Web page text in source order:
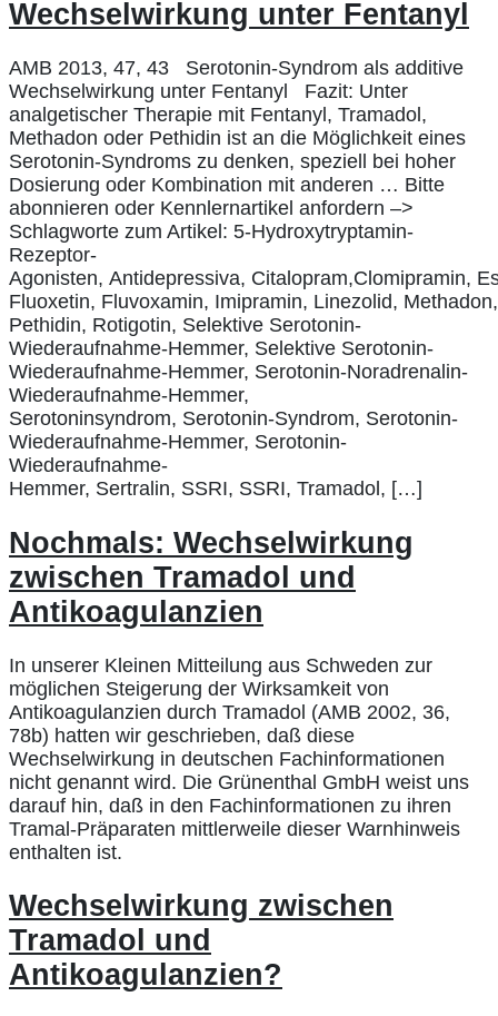
Wechselwirkung unter Fentanyl
AMB 2013, 47, 43 Serotonin-Syndrom als additive
Wechselwirkung unter Fentanyl Fazit: Unter
analgetischer Therapie mit Fentanyl, Tramadol,
Methadon oder Pethidin ist an die Möglichkeit eines
Serotonin-Syndroms zu denken, speziell bei hoher
Dosierung oder Kombination mit anderen … Bitte
abonnieren oder Kennlernartikel anfordern –>
Schlagworte zum Artikel: 5-Hydroxytryptamin-
Rezeptor-
Agonisten, Antidepressiva, Citalopram,Clomipramin,
Fluoxetin, Fluvoxamin, Imipramin, Linezolid,
Pethidin, Rotigotin, Selektive Serotonin-
Wiederaufnahme-Hemmer, Selektive Serotonin-
Wiederaufnahme-Hemmer, Serotonin-Noradrenalin-
Wiederaufnahme-Hemmer,
Serotoninsyndrom, Serotonin-Syndrom, Serotonin-
Wiederaufnahme-Hemmer, Serotonin-
Wiederaufnahme-
Hemmer, Sertralin, SSRI, SSRI, Tramadol, […]
Nochmals: Wechselwirkung
zwischen Tramadol und
Antikoagulanzien
In unserer Kleinen Mitteilung aus Schweden zur
möglichen Steigerung der Wirksamkeit von
Antikoagulanzien durch Tramadol (AMB 2002, 36,
78b) hatten wir geschrieben, daß diese
Wechselwirkung in deutschen Fachinformationen
nicht genannt wird. Die Grünenthal GmbH weist uns
darauf hin, daß in den Fachinformationen zu ihren
Tramal-Präparaten mittlerweile dieser Warnhinweis
enthalten ist.
Wechselwirkung zwischen
Tramadol und
Antikoagulanzien?